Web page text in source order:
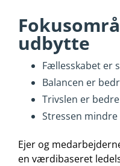
udbytte
Fællesskabet er
Balancen er
Trivslen er bedre
Stressen mindre
Ejer og
en værdibaseret